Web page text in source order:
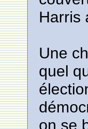
Harris
Une
quel
on se